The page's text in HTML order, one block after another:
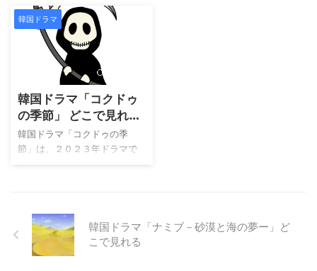
描写によってスリリングに再
構築されています。主人公ジ
ョンウを演じるのは「サムシ
クおじさん」で注目を集めた
コミカルで胸きゅんな展開が
詰まったラブコメディです。
除霊師として活躍する不動産
会社の社長と、詐欺師であり
ながら特別な能力を秘めた青
年がタッグを組み、悪霊を成
仏させていくというストーリ
ーは、ホラーとロマンス、そ
してヒューマンドラマの要素
を絶妙にブレンドしていま
す。 主演を務めるのは、数々
でとはひと味違う彼女の魅力
が見られます。そして共演
は、除隊後の復帰作 ...
は、少年時代に憧れた元アイ
韓国ドラマ
韓国ドラマ「コクドゥ
の季節」 どこで見れ
る
韓国ドラマ「コクドゥの季
節」は、２０２３年ドラマで
す。U-NEXTで 独占見放題視
巡り合うファンタジー・ラブ
ロマンスです。主演は「愛の
不時着」のキム・ジョンヒョ
韓国ドラマ「ナミブ－砂漠と海の夢ー」ど
こで見れる